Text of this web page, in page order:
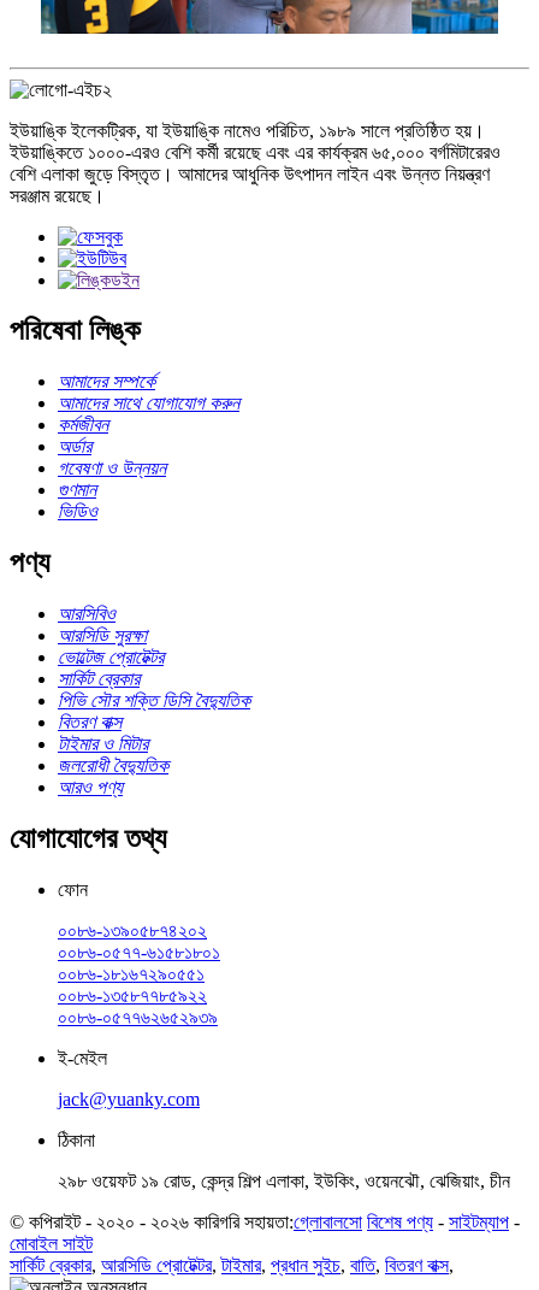
ইউয়াঙ্কি ইলেকট্রিক, যা ইউয়াঙ্কি নামেও পরিচিত, ১৯৮৯ সালে প্রতিষ্ঠিত হয়।
ইউয়াঙ্কিতে ১০০০-এরও বেশি কর্মী রয়েছে এবং এর কার্যক্রম ৬৫,০০০ বর্গমিটারেরও
বেশি এলাকা জুড়ে বিস্তৃত। আমাদের আধুনিক উৎপাদন লাইন এবং উন্নত নিয়ন্ত্রণ
সরঞ্জাম রয়েছে।
পরিষেবা লিঙ্ক
আমাদের সম্পর্কে
আমাদের সাথে যোগাযোগ করুন
কর্মজীবন
অর্ডার
গবেষণা ও উন্নয়ন
গুণমান
ভিডিও
পণ্য
আরসিবিও
আরসিডি সুরক্ষা
ভোল্টেজ প্রোটেক্টর
সার্কিট ব্রেকার
পিভি সৌর শক্তি ডিসি বৈদ্যুতিক
বিতরণ বাক্স
টাইমার ও মিটার
জলরোধী বৈদ্যুতিক
আরও পণ্য
যোগাযোগের তথ্য
ফোন
০০৮৬-১৩৯০৫৮৭৪২০২
০০৮৬-০৫৭৭-৬১৫৮১৮০১
০০৮৬-১৮১৬৭২৯০৫৫১
০০৮৬-১৩৫৮৭৭৮৫৯২২
০০৮৬-০৫৭৭৬২৬৫২৯৩৯
ই-মেইল
jack@yuanky.com
ঠিকানা
২৯৮ ওয়েফট ১৯ রোড, কেন্দ্র শিল্প এলাকা, ইউকিং, ওয়েনঝৌ, ঝেজিয়াং, চীন
© কপিরাইট - ২০২০ - ২০২৬ কারিগরি সহায়তা:গ্লোবালসো বিশেষ পণ্য - সাইটম্যাপ -
মোবাইল সাইট
সার্কিট ব্রেকার, আরসিডি প্রোটেক্টর,টাইমার, প্রধান সুইচ, বাতি, বিতরণ বাক্স,